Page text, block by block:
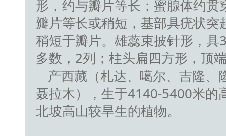
形，约与瓣片等长；蜜腺体约
瓣片等长或稍短，基部具疣状
稍短于瓣片。雄蕊束披针形，
多数，2列；柱头扁四方形，顶
产西藏（札达、噶尔、吉隆
聂拉木），生于4140-5400米的
北坡高山较旱生的植物。